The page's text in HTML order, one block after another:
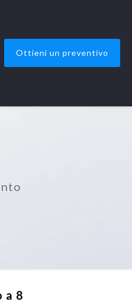
Ottieni un preventivo
a 8